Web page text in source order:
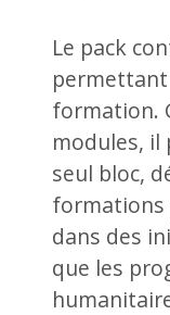
Le pack
permettant
formation.
modules, il
seul bloc,
formations
dans des
que les